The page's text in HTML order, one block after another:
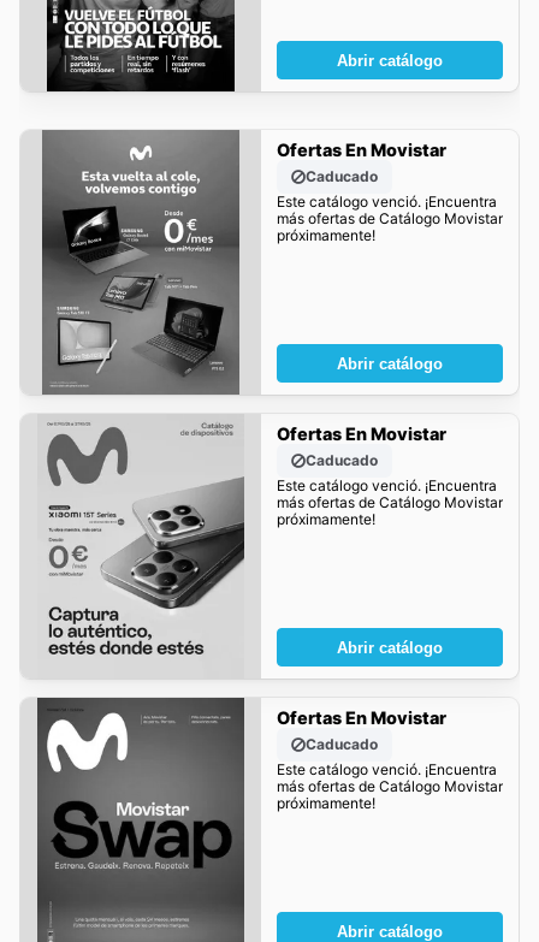
Abrir catálogo
Ofertas En Movistar
Caducado
Este catálogo venció. ¡Encuentra
más ofertas de Catálogo Movistar
próximamente!
Abrir catálogo
Ofertas En Movistar
Caducado
Este catálogo venció. ¡Encuentra
más ofertas de Catálogo Movistar
próximamente!
Abrir catálogo
Ofertas En Movistar
Caducado
Este catálogo venció. ¡Encuentra
más ofertas de Catálogo Movistar
próximamente!
Abrir catálogo